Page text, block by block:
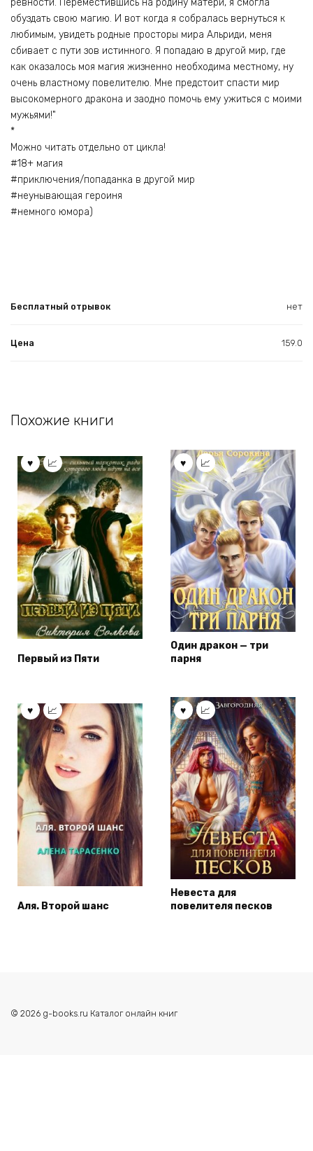
ревности. Переместившись на родину матери, я смогла
обуздать свою магию. И вот когда я собралась вернуться к
любимым, увидеть родные просторы мира Альриди, меня
сбивает с пути зов истинного. Я попадаю в другой мир, где
как оказалось моя магия жизненно необходима местному, ну
очень властному повелителю. Мне предстоит спасти мир
высокомерного дракона и заодно помочь ему ужиться с моими
мужьями!"
*
Можно читать отдельно от цикла!
#18+ магия
#приключения/попаданка в другой мир
#неунывающая героиня
#немного юмора)
Бесплатный отрывок нет
Цена 159.0
Похожие книги
Первый из Пяти
Один дракон — три
парня
Аля. Второй шанс
Невеста для
повелителя песков
© 2026 g-books.ru Каталог онлайн книг